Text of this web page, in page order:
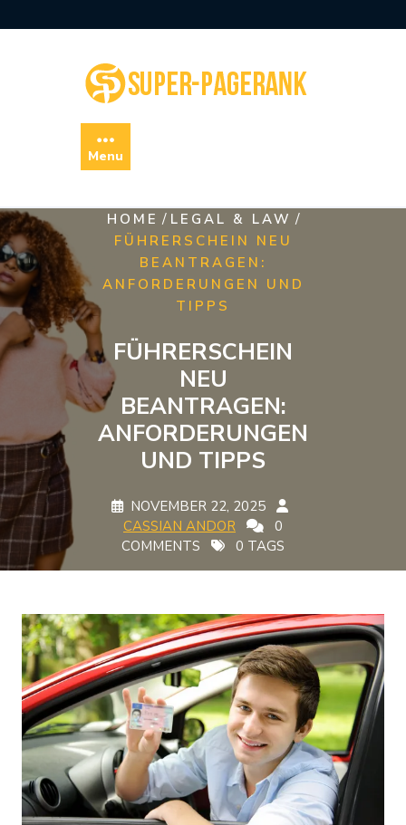
to
Menu
HOME / LEGAL & LAW /
FÜHRERSCHEIN NEU
BEANTRAGEN:
ANFORDERUNGEN UND
TIPPS
FÜHRERSCHEIN
NEU
BEANTRAGEN:
ANFORDERUNGEN
UND TIPPS
NOVEMBER 22, 2025
CASSIAN ANDOR
0
COMMENTS
0 TAGS